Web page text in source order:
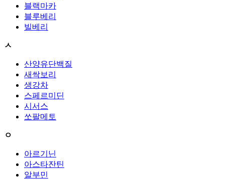
블랙마카
블루베리
빌베리
ㅅ
산양유단백질
새싹보리
생강차
스페르미딘
시서스
쏘팔메토
ㅇ
아르기닌
아스타잔틴
알부민